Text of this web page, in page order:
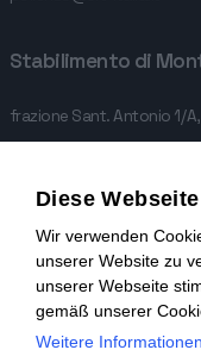
Stabilimento di
frazione Sant. Antonio 1/A,
SRT ITALIA - frazione
Diese
Wir verwenden
unserer Website zu
unserer Webseite
gemäß unserer
Weitere Informationen